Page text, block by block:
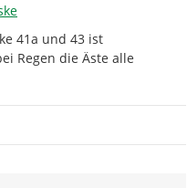
41a und 43 ist
Regen die Äste alle